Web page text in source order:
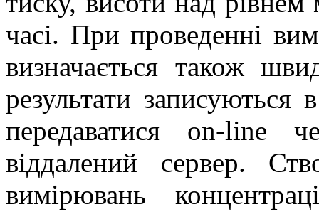
часі. При проведенні
визначається також
результати
передаватися on-line
віддалений сервер.
вимірювань